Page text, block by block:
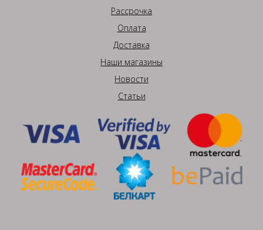
Рассрочка
Оплата
Доставка
Наши магазины
Новости
Статьи